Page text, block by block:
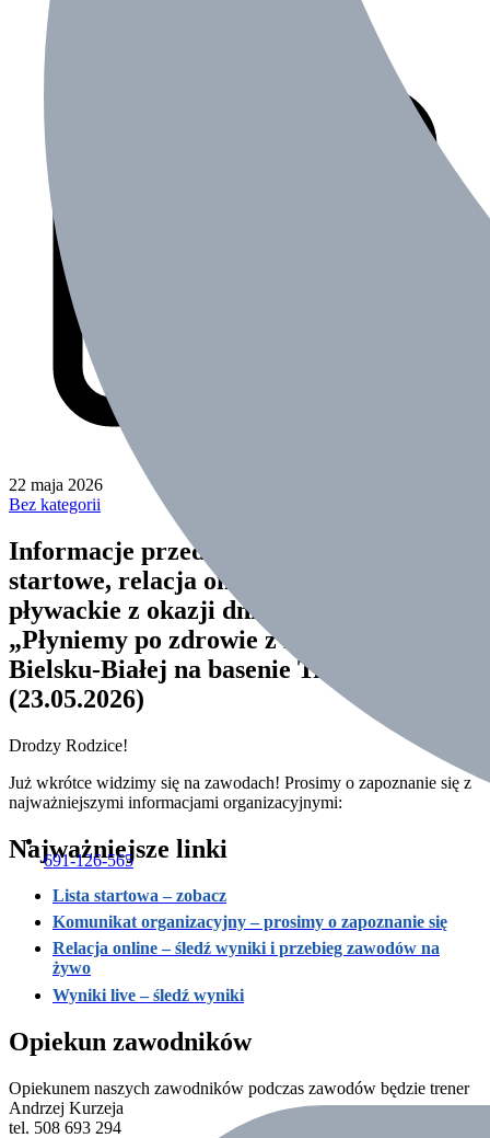
691-126-565
22 maja 2026
Bez kategorii
Informacje przed zawodami, listy
startowe, relacja online – IV Zawody
pływackie z okazji dnia dziecka
„Płyniemy po zdrowie z KKSIBB” w
Bielsku-Białej na basenie Troclik
(23.05.2026)
Drodzy Rodzice!
Już wkrótce widzimy się na zawodach! Prosimy o zapoznanie się z
najważniejszymi informacjami organizacyjnymi:
Najważniejsze linki
Lista startowa – zobacz
Komunikat organizacyjny – prosimy o zapoznanie się
Relacja online – śledź wyniki i przebieg zawodów na
żywo
Wyniki live – śledź wyniki
Opiekun zawodników
Opiekunem naszych zawodników podczas zawodów będzie trener
Andrzej Kurzeja
tel. 508 693 294